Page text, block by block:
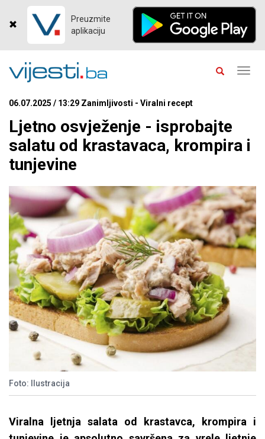
Preuzmite
aplikaciju
06.07.2025 / 13:29 Zanimljivosti - Viralni recept
Ljetno osvježenje - isprobajte
salatu od krastavaca, krompira i
tunjevine
Foto: Ilustracija
Viralna ljetnja salata od krastavca, krompira i